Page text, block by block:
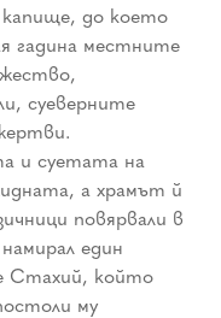
капище, до което
гадина местните
суеверните
и суетата на
а храмът й
повярвали в
един
Стахий, който
му